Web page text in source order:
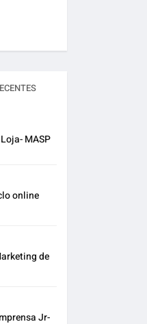
MASP
online
de
Jr-